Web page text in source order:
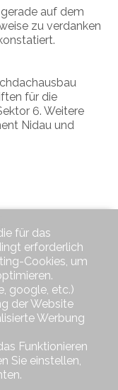
auf dem
zu verdanken
für die
6. Weitere
Nidau und
für das
erforderlich
Cookies, um
google, etc.)
der Website
Werbung
Funktionieren
Sie einstellen,